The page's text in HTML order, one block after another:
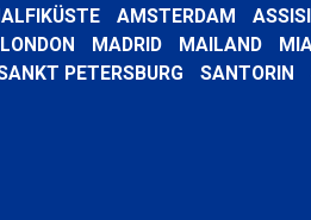
AMSTERDAM ASSISI
LONDON
MADRID MAILAND
PETERSBURG
SANTORIN